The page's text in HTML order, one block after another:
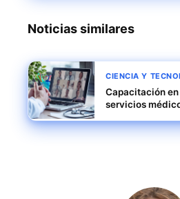
Noticias similares
CIENCIA Y
Capacitación
servicios